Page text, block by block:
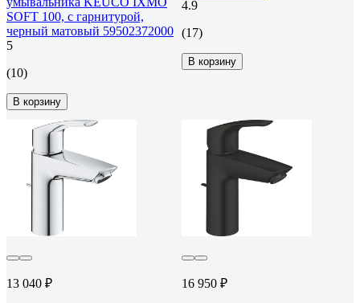
SOFT 100, с гарнитурой,
черный матовый 59502372000
5
(10)
В корзину
4.9
(17)
В корзину
13 040 ₽ 16 950 ₽